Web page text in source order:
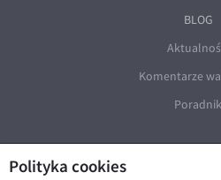
Polityka cookies
BLOG
Komentarze
Poradnik